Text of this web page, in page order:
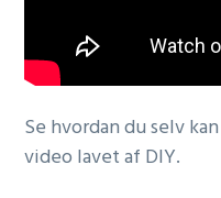
Se hvordan du selv
video lavet af DIY.